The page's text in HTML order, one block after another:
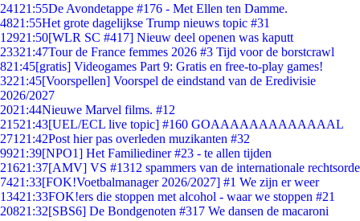
241 21:55De Avondetappe #176 - Met Ellen ten Damme.
4821:55Het grote dagelijkse Trump nieuws topic #31
12921:50[WLR SC #417] Nieuw deel openen was kaputt
23321:47Tour de France femmes 2026 #3 Tijd voor de borstcrawl
821:45[gratis] Videogames Part 9: Gratis en free-to-play games!
3221:45[Voorspellen] Voorspel de eindstand van de Eredivisie
2026/2027
2021:44Nieuwe Marvel films. #12
21521:43[UEL/ECL live topic] #160 GOAAAAAAAAAAAAAL
271 21:42Post hier pas overleden muzikanten #32
9921:39[NPO1] Het Familiediner #23 - te allen tijden
21621:37[AMV] VS #1312 spammers van de internationale rechtsorde
7421:33[FOK!Voetbalmanager 2026/2027] #1 We zijn er weer
13421:33FOK!ers die stoppen met alcohol - waar we stoppen #21
20821:32[SBS6] De Bondgenoten #317 We dansen de macaroni